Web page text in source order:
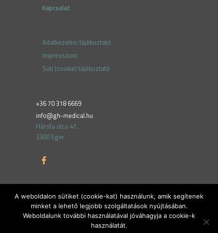
Kapcsolat
Adatkezelési tájékoztató
Impresszum
Süti (cookie) tájékoztató
+36 70 318 6669
info@gh-medical.hu
Hársfa utca 47.
3300 Eger
A weboldalon sütiket (cookie-kat) használunk, amik segítenek
minket a lehető legjobb szolgáltatások nyújtásában.
Weboldalunk további használatával jóváhagyja a cookie-k
használatát.